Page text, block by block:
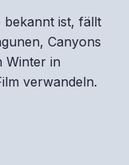
bekannt ist, fällt
Canyons
Winter in
verwandeln.